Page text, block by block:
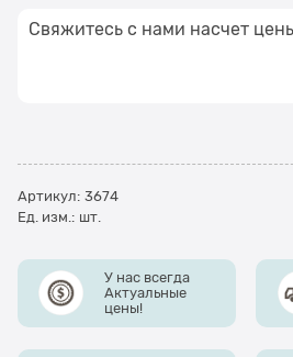
Свяжитесь с нами насчет
Артикул: 3674
Ед. изм.: шт.
У нас всегда
Актуальные
цены!